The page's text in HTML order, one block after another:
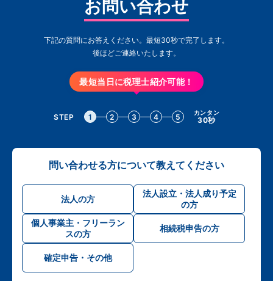
お問い合わせ
下記の質問にお答えください。最短30秒で完了します。
後ほどご連絡いたします。
最短当日に税理士紹介可能！
STEP 1 2 3 4 5 カンタン
30秒
問い合わせる方について教えてください
法人の方
法人設立・法人成り予定
の方
個人事業主・フリーラン
スの方
相続税申告の方
確定申告・その他